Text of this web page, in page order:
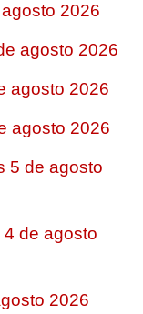
2026
agosto 2026
agosto 2026
agosto 2026
5 de agosto
de agosto
2026